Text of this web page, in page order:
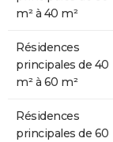
m² à 40 m²
Résidences
principales de 40
m² à 60 m²
Résidences
principales de 60